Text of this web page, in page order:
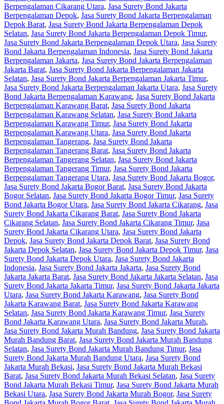
Berpengalaman Cikarang Utara, Jasa Surety Bond Jakarta
Berpengalaman Depok, Jasa Surety Bond Jakarta Berpengalaman
Depok Barat, Jasa Surety Bond Jakarta Berpengalaman Depok
Selatan, Jasa Surety Bond Jakarta Berpengalaman Depok Timur,
Jasa Surety Bond Jakarta Berpengalaman Depok Utara, Jasa Surety
Bond Jakarta Berpengalaman Indonesia, Jasa Surety Bond Jakarta
Berpengalaman Jakarta, Jasa Surety Bond Jakarta Berpengalaman
Jakarta Barat, Jasa Surety Bond Jakarta Berpengalaman Jakarta
Selatan, Jasa Surety Bond Jakarta Berpengalaman Jakarta Timur,
Jasa Surety Bond Jakarta Berpengalaman Jakarta Utara, Jasa Surety
Bond Jakarta Berpengalaman Karawang, Jasa Surety Bond Jakarta
Berpengalaman Karawang Barat, Jasa Surety Bond Jakarta
Berpengalaman Karawang Selatan, Jasa Surety Bond Jakarta
Berpengalaman Karawang Timur, Jasa Surety Bond Jakarta
Berpengalaman Karawang Utara, Jasa Surety Bond Jakarta
Berpengalaman Tangerang, Jasa Surety Bond Jakarta
Berpengalaman Tangerang Barat, Jasa Surety Bond Jakarta
Berpengalaman Tangerang Selatan, Jasa Surety Bond Jakarta
Berpengalaman Tangerang Timur, Jasa Surety Bond Jakarta
Berpengalaman Tangerang Utara, Jasa Surety Bond Jakarta Bogor,
Jasa Surety Bond Jakarta Bogor Barat, Jasa Surety Bond Jakarta
Bogor Selatan, Jasa Surety Bond Jakarta Bogor Timur, Jasa Surety
Bond Jakarta Bogor Utara, Jasa Surety Bond Jakarta Cikarang, Jasa
Surety Bond Jakarta Cikarang Barat, Jasa Surety Bond Jakarta
Cikarang Selatan, Jasa Surety Bond Jakarta Cikarang Timur, Jasa
Surety Bond Jakarta Cikarang Utara, Jasa Surety Bond Jakarta
Depok, Jasa Surety Bond Jakarta Depok Barat, Jasa Surety Bond
Jakarta Depok Selatan, Jasa Surety Bond Jakarta Depok Timur, Jasa
Surety Bond Jakarta Depok Utara, Jasa Surety Bond Jakarta
Indonesia, Jasa Surety Bond Jakarta Jakarta, Jasa Surety Bond
Jakarta Jakarta Barat, Jasa Surety Bond Jakarta Jakarta Selatan, Jasa
Surety Bond Jakarta Jakarta Timur, Jasa Surety Bond Jakarta Jakarta
Utara, Jasa Surety Bond Jakarta Karawang, Jasa Surety Bond
Jakarta Karawang Barat, Jasa Surety Bond Jakarta Karawang
Selatan, Jasa Surety Bond Jakarta Karawang Timur, Jasa Surety
Bond Jakarta Karawang Utara, Jasa Surety Bond Jakarta Murah,
Jasa Surety Bond Jakarta Murah Bandung, Jasa Surety Bond Jakarta
Murah Bandung Barat, Jasa Surety Bond Jakarta Murah Bandung
Selatan, Jasa Surety Bond Jakarta Murah Bandung Timur, Jasa
Surety Bond Jakarta Murah Bandung Utara, Jasa Surety Bond
Jakarta Murah Bekasi, Jasa Surety Bond Jakarta Murah Bekasi
Barat, Jasa Surety Bond Jakarta Murah Bekasi Selatan, Jasa Surety
Bond Jakarta Murah Bekasi Timur, Jasa Surety Bond Jakarta Murah
Bekasi Utara, Jasa Surety Bond Jakarta Murah Bogor, Jasa Surety